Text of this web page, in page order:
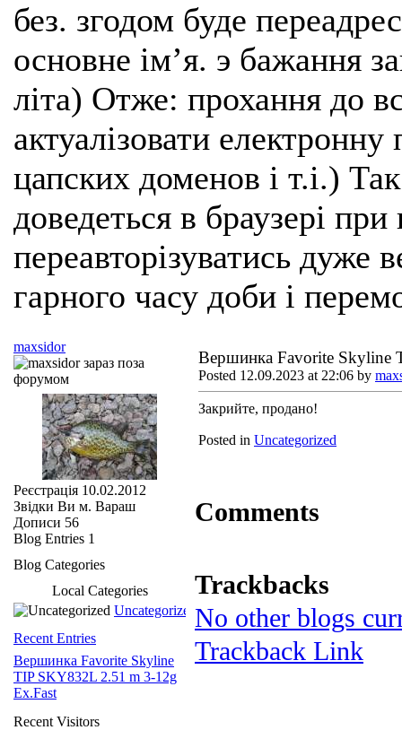
без. згодом буде
основне імʼя. э бажання
літа) Отже: прохання до
актуалізовати
цапских доменов і т.і.)
доведеться в браузері
переавторізуватись
гарного часу доби і
Вершинка Favorite Skyline
Posted 12.09.2023 at 22:06 by
Закрийте, продано!
Posted in Uncategorized
Comments
Trackbacks
No other blogs
Trackback Link
maxsidor
Реєстрація 10.02.2012
Звідки Ви м. Вараш
Дописи 56
Blog Entries 1
Blog Categories
Local Categories
Uncategorized
Recent Entries
Вершинка Favorite Skyline
TIP SKY832L 2.51 m 3-12g
Ex.Fast
Recent Visitors